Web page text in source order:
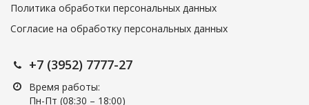
Политика обработки персональных данных
Согласие на обработку персональных данных
+7 (3952) 7777-27
Время работы:
Пн-Пт (08:30 – 18:00)